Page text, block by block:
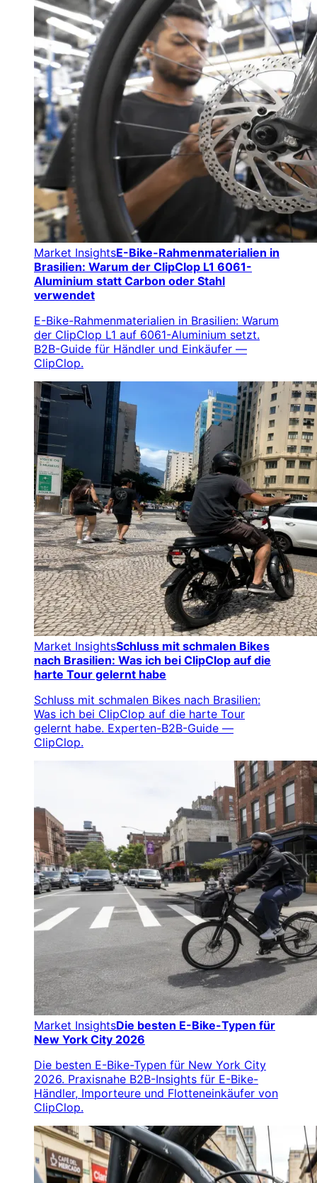
Market InsightsE-Bike-Rahmenmaterialien in
Brasilien: Warum der ClipClop L1 6061-
Aluminium statt Carbon oder Stahl
verwendet
E-Bike-Rahmenmaterialien in Brasilien: Warum
der ClipClop L1 auf 6061-Aluminium setzt.
B2B-Guide für Händler und Einkäufer —
ClipClop.
Market InsightsSchluss mit schmalen Bikes
nach Brasilien: Was ich bei ClipClop auf die
harte Tour gelernt habe
Schluss mit schmalen Bikes nach Brasilien:
Was ich bei ClipClop auf die harte Tour
gelernt habe. Experten-B2B-Guide —
ClipClop.
Market InsightsDie besten E-Bike-Typen für
New York City 2026
Die besten E-Bike-Typen für New York City
2026. Praxisnahe B2B-Insights für E-Bike-
Händler, Importeure und Flotteneinkäufer von
ClipClop.